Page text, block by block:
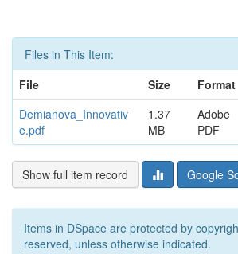
Files in This Item:
File
Size
Format
Demianova_Innovativ
e.pdf
1.37
MB
Adobe
PDF
Show full item record Google
Items in DSpace are protected by
reserved, unless otherwise indicated.